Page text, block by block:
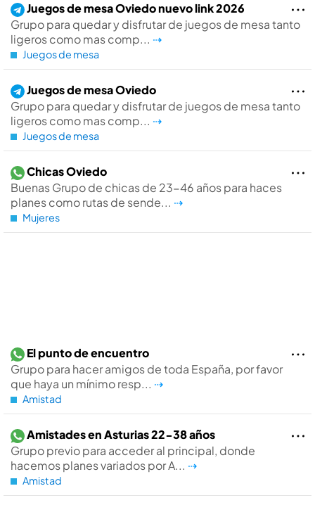
Juegos de mesa Oviedo nuevo link 2026
Grupo para quedar y disfrutar de juegos de mesa tanto
ligeros como mas comp... ⇢
Juegos de mesa
Juegos de mesa Oviedo
Grupo para quedar y disfrutar de juegos de mesa tanto
ligeros como mas comp... ⇢
Juegos de mesa
Chicas Oviedo
Buenas Grupo de chicas de 23-46 años para haces
planes como rutas de sende... ⇢
Mujeres
El punto de encuentro
Grupo para hacer amigos de toda España, por favor
que haya un mínimo resp... ⇢
Amistad
Amistades en Asturias 22-38 años
Grupo previo para acceder al principal, donde
hacemos planes variados por A... ⇢
Amistad